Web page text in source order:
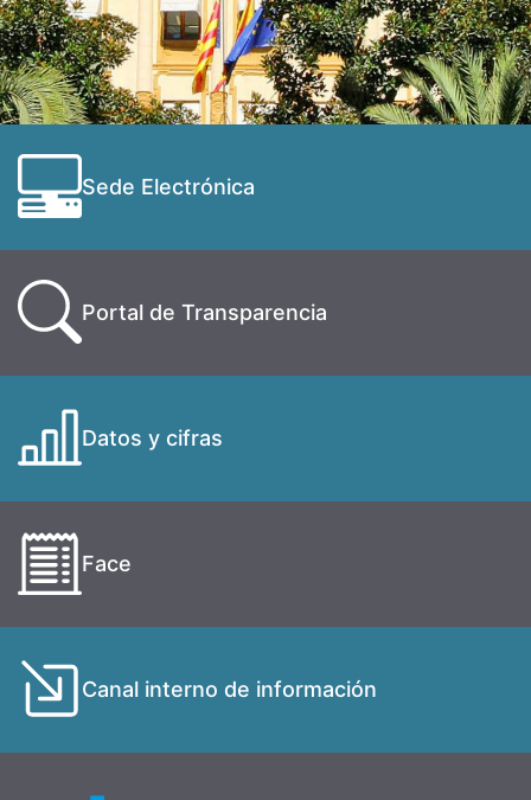
Sede Electrónica
Portal de Transparencia
Datos y cifras
Face
Canal interno de información